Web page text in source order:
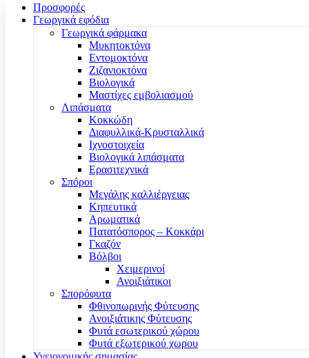
Προσφορές
Γεωργικά εφόδια
Γεωργικά φάρμακα
Μυκητοκτόνα
Εντομοκτόνα
Ζιζανιοκτόνα
Βιολογικά
Μαστίχες εμβολιασμού
Λιπάσματα
Κοκκώδη
Διαφυλλικά-Κρυσταλλικά
Ιχνοστοιχεία
Βιολογικά λιπάσματα
Ερασιτεχνικά
Σπόροι
Μεγάλης καλλιέργειας
Κηπευτικά
Αρωματικά
Πατατόσπορος – Κοκκάρι
Γκαζόν
Βόλβοι
Χειμερινοί
Ανοιξιάτικοι
Σπορόφυτα
Φθινοπωρινής Φύτευσης
Ανοιξιάτικης Φύτευσης
Φυτά εσωτερικού χώρου
Φυτά εξωτερικού χωρου